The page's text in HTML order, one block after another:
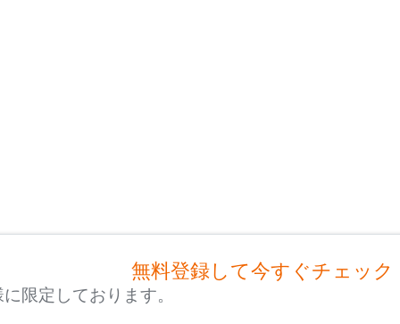
無料登録して今すぐチェック
限定しております。